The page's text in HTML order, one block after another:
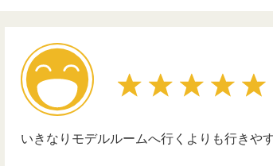
いきなりモデルルームへ行くよりも行きや